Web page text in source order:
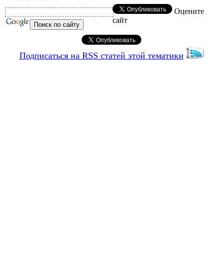
Оцените
сайт
Подписаться на RSS статей этой тематики